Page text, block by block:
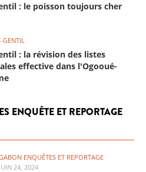
: le poisson toujours cher
GENTIL
: la révision des listes
effective dans l'Ogooué-
ENQUÊTE ET REPORTAGE
ENQUÊTES ET REPORTAGE
JUIN 24, 2024